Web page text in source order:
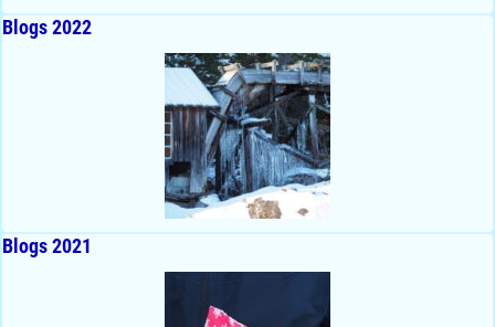
Blogs 2022
Blogs 2021